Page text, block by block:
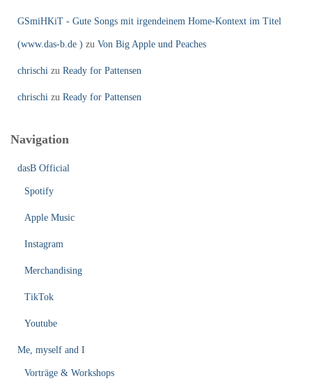
GSmiHKiT - Gute Songs mit irgendeinem Home-Kontext im Titel
(www.das-b.de ) zu Von Big Apple und Peaches
chrischi zu Ready for Pattensen
chrischi zu Ready for Pattensen
Navigation
dasB Official
Spotify
Apple Music
Instagram
Merchandising
TikTok
Youtube
Me, myself and I
Vorträge & Workshops